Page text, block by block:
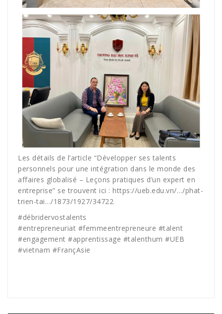
Les détails de l’article “Développer ses talents
personnels pour une intégration dans le monde des
affaires globalisé – Leçons pratiques d’un expert en
entreprise” se trouvent ici : https://ueb.edu.vn/…/phat-
trien-tai…/1873/1927/34722
#débridervostalents
#entrepreneuriat #femmeentrepreneure #talent
#engagement #apprentissage #talenthum #UEB
#vietnam #FrançAsie